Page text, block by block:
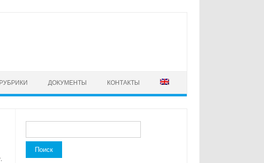
РУБРИКИ ДОКУМЕНТЫ КОНТАКТЫ